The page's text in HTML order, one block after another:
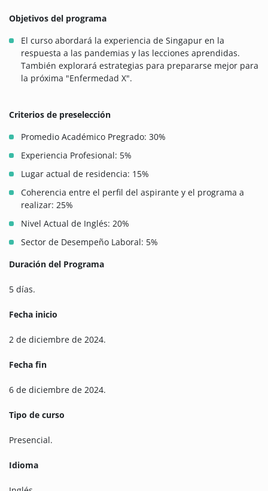
Objetivos del programa
El curso abordará la experiencia de Singapur en la
respuesta a las pandemias y las lecciones aprendidas.
También explorará estrategias para prepararse mejor para
la próxima "Enfermedad X".
Criterios de preselección
Promedio Académico Pregrado: 30%
Experiencia Profesional: 5%
Lugar actual de residencia: 15%
Coherencia entre el perfil del aspirante y el programa a
realizar: 25%
Nivel Actual de Inglés: 20%
Sector de Desempeño Laboral: 5%
Duración del Programa
5 días.
Fecha inicio
2 de diciembre de 2024.
Fecha fin
6 de diciembre de 2024.
Tipo de curso
Presencial.
Idioma